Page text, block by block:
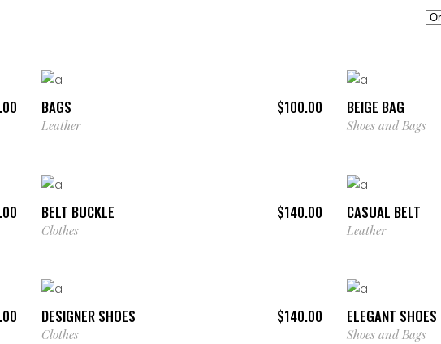
Sold
BAGS $100.00
Leather
BEIGE BAG
Shoes and Bags
BELT BUCKLE $140.00
Clothes
CASUAL BELT
Leather
Current
price
DESIGNER SHOES $140.00
Clothes
ELEGANT SHOES
Shoes and Bags